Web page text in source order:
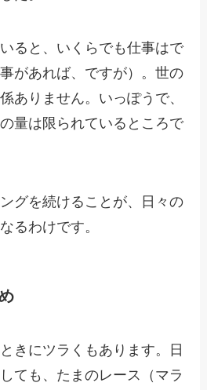
ると、いくらでも仕事はで
があれば、ですが）。世の
ありません。いっぽうで、
量は限られているところで
グを続けることが、日々の
るわけです。
きにツラくもあります。日
ても、たまのレース（マラ